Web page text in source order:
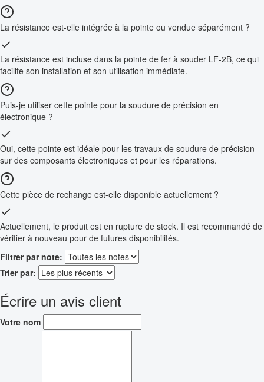
La résistance est-elle intégrée à la pointe ou vendue séparément ?
La résistance est incluse dans la pointe de fer à souder LF-2B, ce qui
facilite son installation et son utilisation immédiate.
Puis-je utiliser cette pointe pour la soudure de précision en
électronique ?
Oui, cette pointe est idéale pour les travaux de soudure de précision
sur des composants électroniques et pour les réparations.
Cette pièce de rechange est-elle disponible actuellement ?
Actuellement, le produit est en rupture de stock. Il est recommandé de
vérifier à nouveau pour de futures disponibilités.
Filtrer par note:
Trier par:
Écrire un avis client
Votre nom